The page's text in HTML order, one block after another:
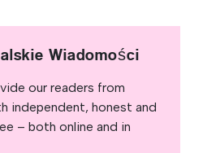
Wiadomości
our readers from
independent, honest and
– both online and in